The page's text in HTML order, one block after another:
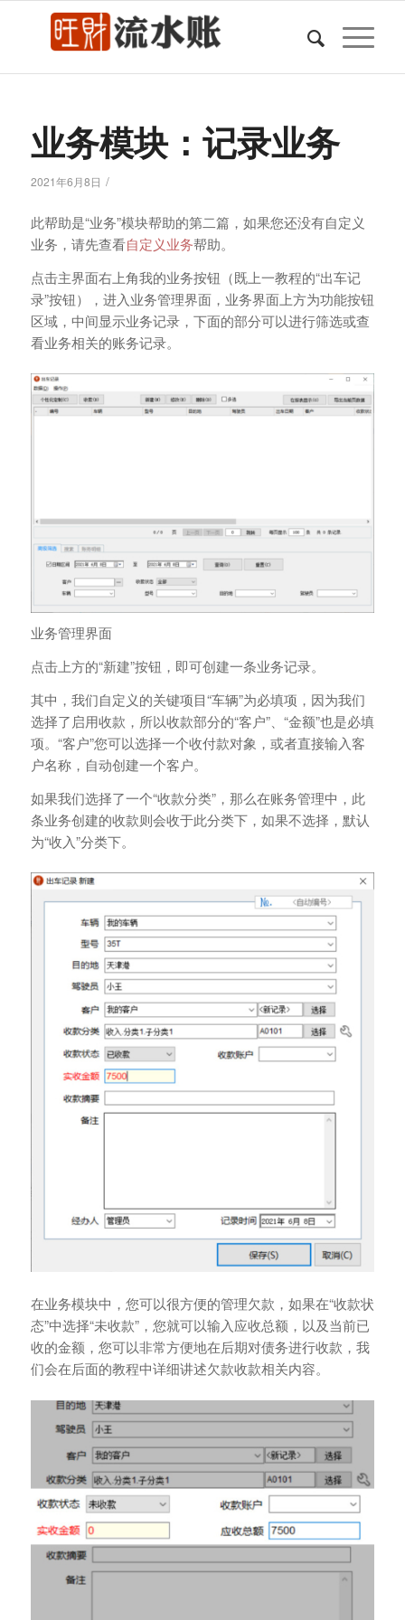
业务模块：记录业务
2021年6月8日 /
此帮助是“业务”模块帮助的第二篇，如果您还没有自定义
业务，请先查看自定义业务帮助。
点击主界面右上角我的业务按钮（既上一教程的“出车记
录”按钮），进入业务管理界面，业务界面上方为功能按钮
区域，中间显示业务记录，下面的部分可以进行筛选或查
看业务相关的账务记录。
业务管理界面
点击上方的“新建”按钮，即可创建一条业务记录。
其中，我们自定义的关键项目“车辆”为必填项，因为我们
选择了启用收款，所以收款部分的“客户”、“金额”也是必填
项。“客户”您可以选择一个收付款对象，或者直接输入客
户名称，自动创建一个客户。
如果我们选择了一个“收款分类”，那么在账务管理中，此
条业务创建的收款则会收于此分类下，如果不选择，默认
为“收入”分类下。
在业务模块中，您可以很方便的管理欠款，如果在“收款状
态”中选择“未收款”，您就可以输入应收总额，以及当前已
收的金额，您可以非常方便地在后期对债务进行收款，我
们会在后面的教程中详细讲述欠款收款相关内容。